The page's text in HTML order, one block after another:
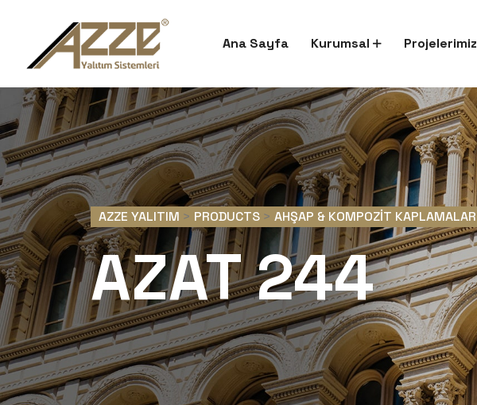
Ana Sayfa Kurumsal Projelerimiz
AZZE YALITIM > PRODUCTS > AHŞAP & KOMPOZIT KAPLAMALAR
AZAT 244